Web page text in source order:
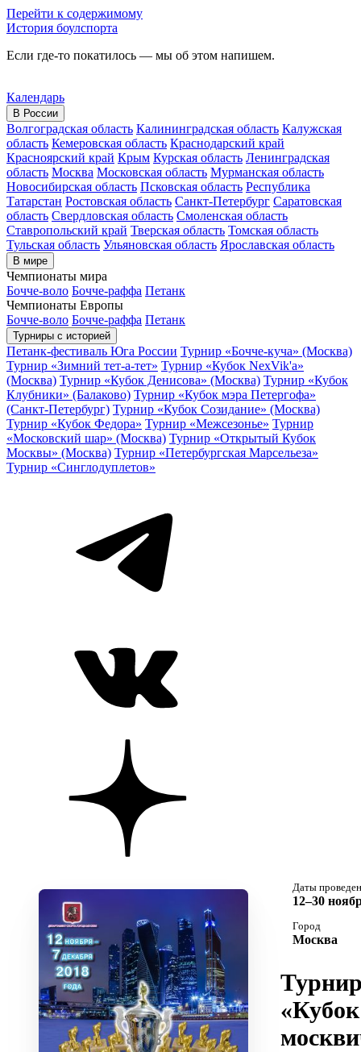
Перейти к содержимому
История боулспорта
Если где-то покатилось — мы об этом напишем.
Календарь
В России
Волгоградская область Калининградская область Калужская
область Кемеровская область Краснодарский край
Красноярский край Крым Курская область Ленинградская
область Москва Московская область Мурманская область
Новосибирская область Псковская область Республика
Татарстан Ростовская область Санкт-Петербург Саратовская
область Свердловская область Смоленская область
Ставропольский край Тверская область Томская область
Тульская область Ульяновская область Ярославская область
В мире
Чемпионаты мира
Бочче-воло Бочче-раффа Петанк
Чемпионаты Европы
Бочче-воло Бочче-раффа Петанк
Турниры с историей
Петанк-фестиваль Юга России Турнир «Бочче-куча» (Москва)
Турнир «Зимний тет-а-тет» Турнир «Кубок NexVik'a»
(Москва) Турнир «Кубок Денисова» (Москва) Турнир «Кубок
Клубники» (Балаково) Турнир «Кубок мэра Петергофа»
(Санкт-Петербург) Турнир «Кубок Созидание» (Москва)
Турнир «Кубок Федора» Турнир «Межсезонье» Турнир
«Московский шар» (Москва) Турнир «Открытый Кубок
Москвы» (Москва) Турнир «Петербургская Марсельеза»
Турнир «Синглодуплетов»
Даты
12–30
Город
Москва
«Кубок